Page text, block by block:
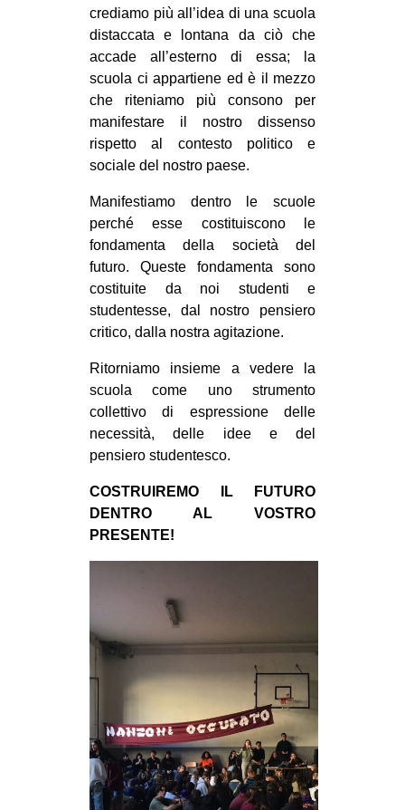
crediamo più all’idea di una scuola
distaccata e lontana da ciò che
accade all’esterno di essa; la
scuola ci appartiene ed è il mezzo
che riteniamo più consono per
manifestare il nostro dissenso
rispetto al contesto politico e
sociale del nostro paese.
Manifestiamo dentro le scuole
perché esse costituiscono le
fondamenta della società del
futuro. Queste fondamenta sono
costituite da noi studenti e
studentesse, dal nostro pensiero
critico, dalla nostra agitazione.
Ritorniamo insieme a vedere la
scuola come uno strumento
collettivo di espressione delle
necessità, delle idee e del
pensiero studentesco.
COSTRUIREMO IL FUTURO
DENTRO AL VOSTRO
PRESENTE!